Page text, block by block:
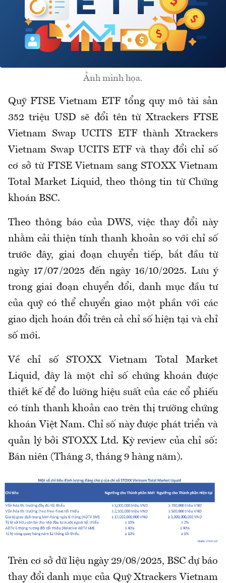
Ảnh minh họa.
Quỹ FTSE Vietnam ETF tổng quy mô tài sản
352 triệu USD sẽ đổi tên từ Xtrackers FTSE
Vietnam Swap UCITS ETF thành Xtrackers
Vietnam Swap UCITS ETF và thay đổi chỉ số
cơ sở từ FTSE Vietnam sang STOXX Vietnam
Total Market Liquid, theo thông tin từ Chứng
khoán BSC.
Theo thông báo của DWS, việc thay đổi này
nhằm cải thiện tính thanh khoản so với chỉ số
trước đây, giai đoạn chuyển tiếp, bắt đầu từ
ngày 17/07/2025 đến ngày 16/10/2025. Lưu ý
trong giai đoạn chuyển đổi, danh mục đầu tư
của quỹ có thể chuyển giao một phần với các
giao dịch hoán đổi trên cả chỉ số hiện tại và chỉ
số mới.
Về chỉ số STOXX Vietnam Total Market
Liquid, đây là một chỉ số chứng khoán được
thiết kế để đo lường hiệu suất của các cổ phiếu
có tính thanh khoản cao trên thị trường chứng
khoán Việt Nam. Chỉ số này được phát triển và
quản lý bởi STOXX Ltd. Kỳ review của chỉ số:
Bán niên (Tháng 3, tháng 9 hàng năm).
Trên cơ sở dữ liệu ngày 29/08/2025, BSC dự báo
thay đổi danh mục của Quỹ Xtrackers Vietnam